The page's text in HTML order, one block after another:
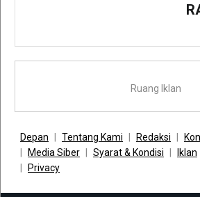
Ruang Iklan
Depan Tentang Kami Redaksi
Media Siber
Syarat & Kondisi Iklan
Privacy